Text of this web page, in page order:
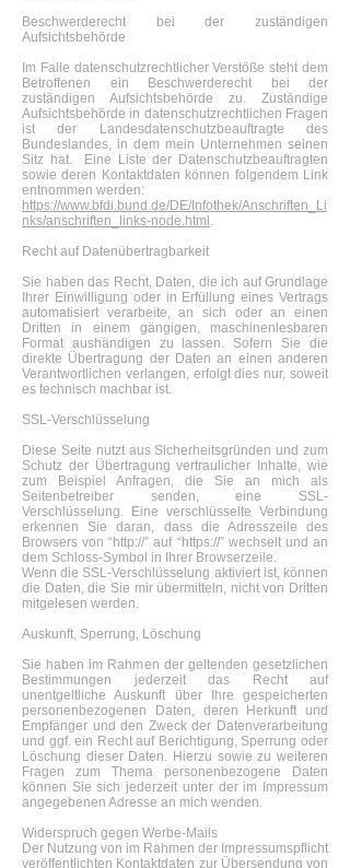
Beschwerderecht bei der zuständigen
Aufsichtsbehörde
Im Falle datenschutzrechtlicher Verstöße steht dem
Betroffenen ein Beschwerderecht bei der
zuständigen Aufsichtsbehörde zu. Zuständige
Aufsichtsbehörde in datenschutzrechtlichen Fragen
ist der Landesdatenschutzbeauftragte des
Bundeslandes, in dem mein Unternehmen seinen
Sitz hat. Eine Liste der Datenschutzbeauftragten
sowie deren Kontaktdaten können folgendem Link
entnommen werden:
https://www.bfdi.bund.de/DE/Infothek/Anschriften_Li
nks/anschriften_links-node.html .
Recht auf Datenübertragbarkeit
Sie haben das Recht, Daten, die ich auf Grundlage
Ihrer Einwilligung oder in Erfüllung eines Vertrags
automatisiert verarbeite, an sich oder an einen
Dritten in einem gängigen, maschinenlesbaren
Format aushändigen zu lassen. Sofern Sie die
direkte Übertragung der Daten an einen anderen
Verantwortlichen verlangen, erfolgt dies nur, soweit
es technisch machbar ist.
SSL-Verschlüsselung
Diese Seite nutzt aus Sicherheitsgründen und zum
Schutz der Übertragung vertraulicher Inhalte, wie
zum Beispiel Anfragen, die Sie an mich als
Seitenbetreiber senden, eine SSL-
Verschlüsselung. Eine verschlüsselte Verbindung
erkennen Sie daran, dass die Adresszeile des
Browsers von “http://” auf “https://” wechselt und an
dem Schloss-Symbol in Ihrer Browserzeile.
Wenn die SSL-Verschlüsselung aktiviert ist, können
die Daten, die Sie mir übermitteln, nicht von Dritten
mitgelesen werden.
Auskunft, Sperrung, Löschung
Sie haben im Rahmen der geltenden gesetzlichen
Bestimmungen jederzeit das Recht auf
unentgeltliche Auskunft über Ihre gespeicherten
personenbezogenen Daten, deren Herkunft und
Empfänger und den Zweck der Datenverarbeitung
und ggf. ein Recht auf Berichtigung, Sperrung oder
Löschung dieser Daten. Hierzu sowie zu weiteren
Fragen zum Thema personenbezogene Daten
können Sie sich jederzeit unter der im Impressum
angegebenen Adresse an mich wenden.
Widerspruch gegen Werbe-Mails
Der Nutzung von im Rahmen der Impressumspflicht
veröffentlichten Kontaktdaten zur Übersendung von